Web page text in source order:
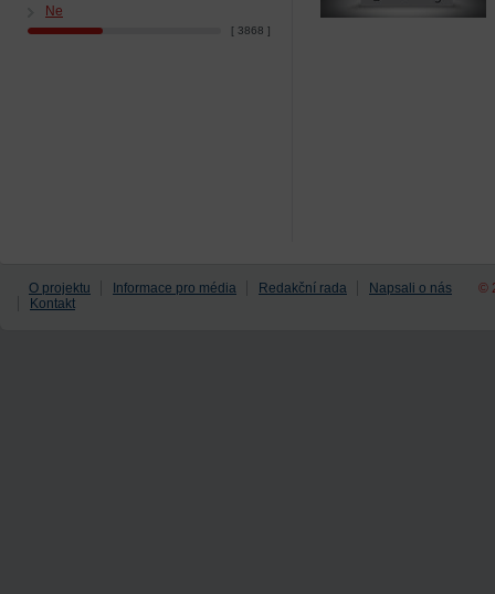
Ne
[ 3868 ]
©
O projektu Informace pro média Redakční rada
Napsali o nás
Kontakt